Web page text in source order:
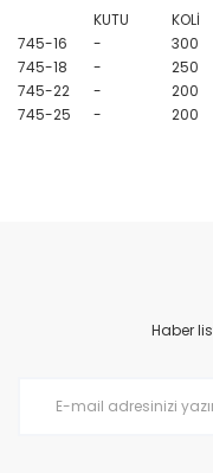
KUTU
KOLİ
745-16
-
300
745-18
-
250
745-22
-
200
745-25
- 200
Ürün resmi kalitesiz,
Ürün açıklamasında
Haber